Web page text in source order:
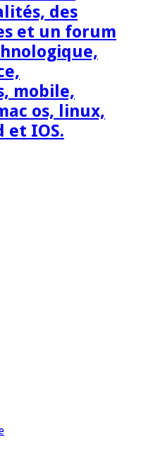
des
et un forum
mobile,
os, linux,
et IOS.